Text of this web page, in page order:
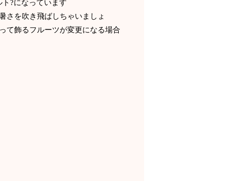
国タルト?になっています
さを吹き飛ばしちゃいましょ
フルーツが変更になる場合